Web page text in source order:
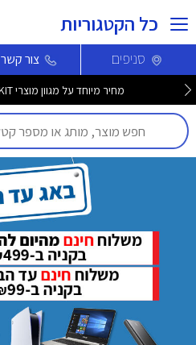
כל הקטגוריות
סניפים צור קשר
מחיר מיוחד על מגוון מוצרי PETKIT לחברי מועדון >>